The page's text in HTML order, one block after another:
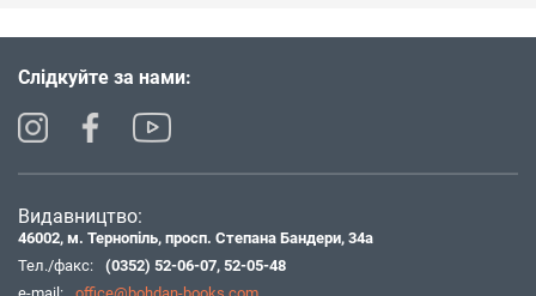
Слідкуйте за нами:
Видавництво:
46002, м. Тернопіль, просп. Степана Бандери, 34а
Тел./факс:
(0352) 52-06-07, 52-05-48